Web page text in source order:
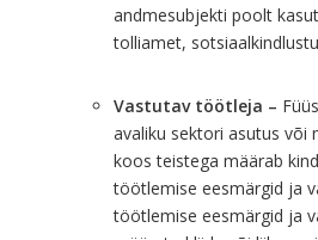
andmesubjekti poolt
tolliamet,
Vastutav töötleja –
avaliku sektori asutus või
koos teistega määrab
töötlemise eesmärgid ja
töötlemise eesmärgid ja